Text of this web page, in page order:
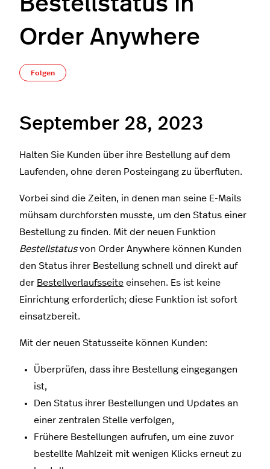
Order Anywhere
Folgen
September 28, 2023
Halten Sie Kunden über ihre Bestellung auf dem
Laufenden, ohne deren Posteingang zu überfluten.
Vorbei sind die Zeiten, in denen man seine E-Mails
mühsam durchforsten musste, um den Status einer
Bestellung zu finden. Mit der neuen Funktion
Bestellstatusvon Order Anywhere können Kunden
den Status ihrer Bestellung schnell und direkt auf
der Bestellverlaufsseite einsehen. Es ist keine
Einrichtung erforderlich; diese Funktion ist sofort
einsatzbereit.
Mit der neuen Statusseite können Kunden:
Überprüfen, dass ihre Bestellung eingegangen
ist,
Den Status ihrer Bestellungen und Updates an
einer zentralen Stelle verfolgen,
Frühere Bestellungen aufrufen, um eine zuvor
bestellte Mahlzeit mit wenigen Klicks erneut zu